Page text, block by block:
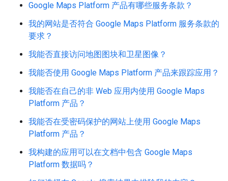
Google Maps Platform 产品有哪些服务条款？
我的网站是否符合 Google Maps Platform 服务条款的
要求？
我能否直接访问地图图块和卫星图像？
我能否使用 Google Maps Platform 产品来跟踪应用？
我能否在自己的非 Web 应用内使用 Google Maps
Platform 产品？
我能否在受密码保护的网站上使用 Google Maps
Platform 产品？
我构建的应用可以在文档中包含 Google Maps
Platform 数据吗？